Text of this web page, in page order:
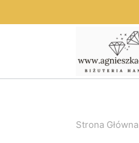
do
Strona Główna